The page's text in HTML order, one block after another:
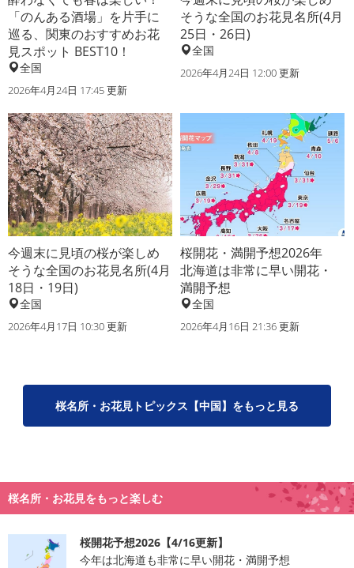
「のんある酒場」を片手に
巡る、関東のおすすめお花
見スポット BEST10！
全国
2026年4月24日 17:45 更新
そうな全国のお花見名所(4月
25日・26日)
全国
2026年4月24日 12:00 更新
今週末に見頃の桜が楽しめ
そうな全国のお花見名所(4月
18日・19日)
全国
2026年4月17日 10:30 更新
桜開花・満開予想2026年
北海道は非常に早い開花・
満開予想
全国
2026年4月16日 21:36 更新
桜名所・お花見トピックス【中国】をもっと見る
桜名所・お花見をもっと楽しむ
桜開花予想2026【4/16更新】
今年は北海道も非常に早い開花・満開予想